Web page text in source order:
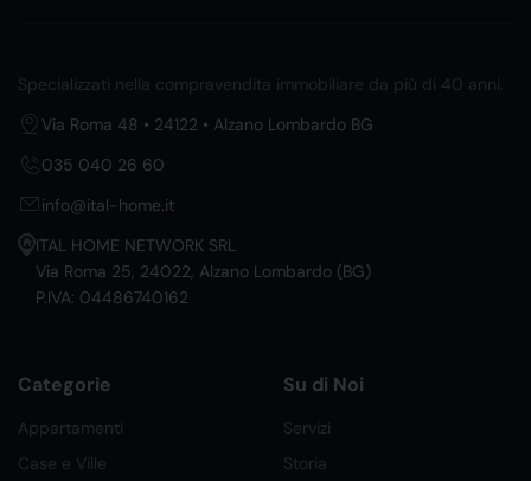
Specializzati nella compravendita immobiliare da più di 40 anni.
Via Roma 48 • 24122 • Alzano Lombardo BG
035 040 26 60
info@ital-home.it
ITAL HOME NETWORK SRL
Via Roma 25, 24022, Alzano Lombardo (BG)
P.IVA: 04486740162
Categorie
Appartamenti
Case e Ville
Su di Noi
Servizi
Storia